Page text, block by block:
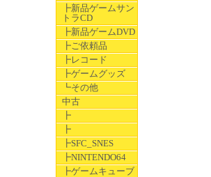
┣新品ゲームサン
トラCD
┣新品ゲームDVD
┣ご依頼品
┣レコード
┣ゲームグッズ
┗その他
中古
┣
┣
┣SFC_SNES
┣NINTENDO64
┣ゲームキューブ